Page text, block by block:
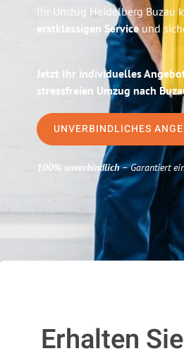
Ihr Umzug Heidelberg Buzau
erstklassigen Serviceund
Jetzt Ihr individuelles
stressfreien Umzug nach
UNVERBINDLICHES
100% unverbindlich– Garantiert
Erhalten